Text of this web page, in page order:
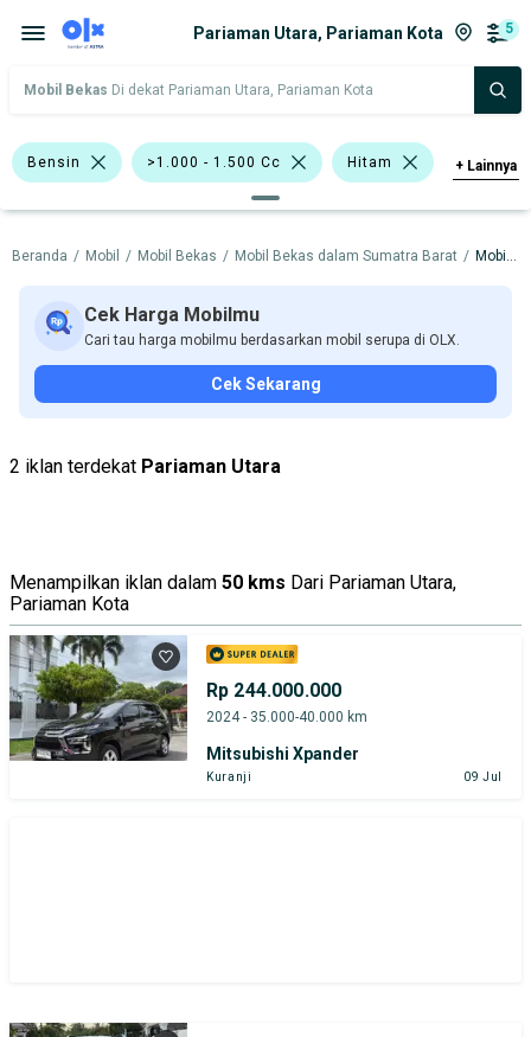
Pariaman Utara, Pariaman Kota 5
Mobil Bekas Di dekat Pariaman Utara, Pariaman Kota
Bensin >1.000 - 1.500 Cc Hitam
Biru Silver Kuning
Nissan Grand Livina Mazda
Mitsubishi Nissan
+ Lainnya
Beranda / Mobil / Mobil Bekas / Mobil Bekas dalam Sumatra Barat / Mobil Bekas dalam Pariaman Kota
Cek Harga Mobilmu
Cari tau harga mobilmu berdasarkan mobil serupa di OLX.
Cek Sekarang
2 iklan terdekat Pariaman Utara
Menampilkan iklan dalam 50 kms Dari Pariaman Utara,
Pariaman Kota
Rp 244.000.000
2024 - 35.000-40.000 km
Mitsubishi Xpander
Kuranji 09 Jul